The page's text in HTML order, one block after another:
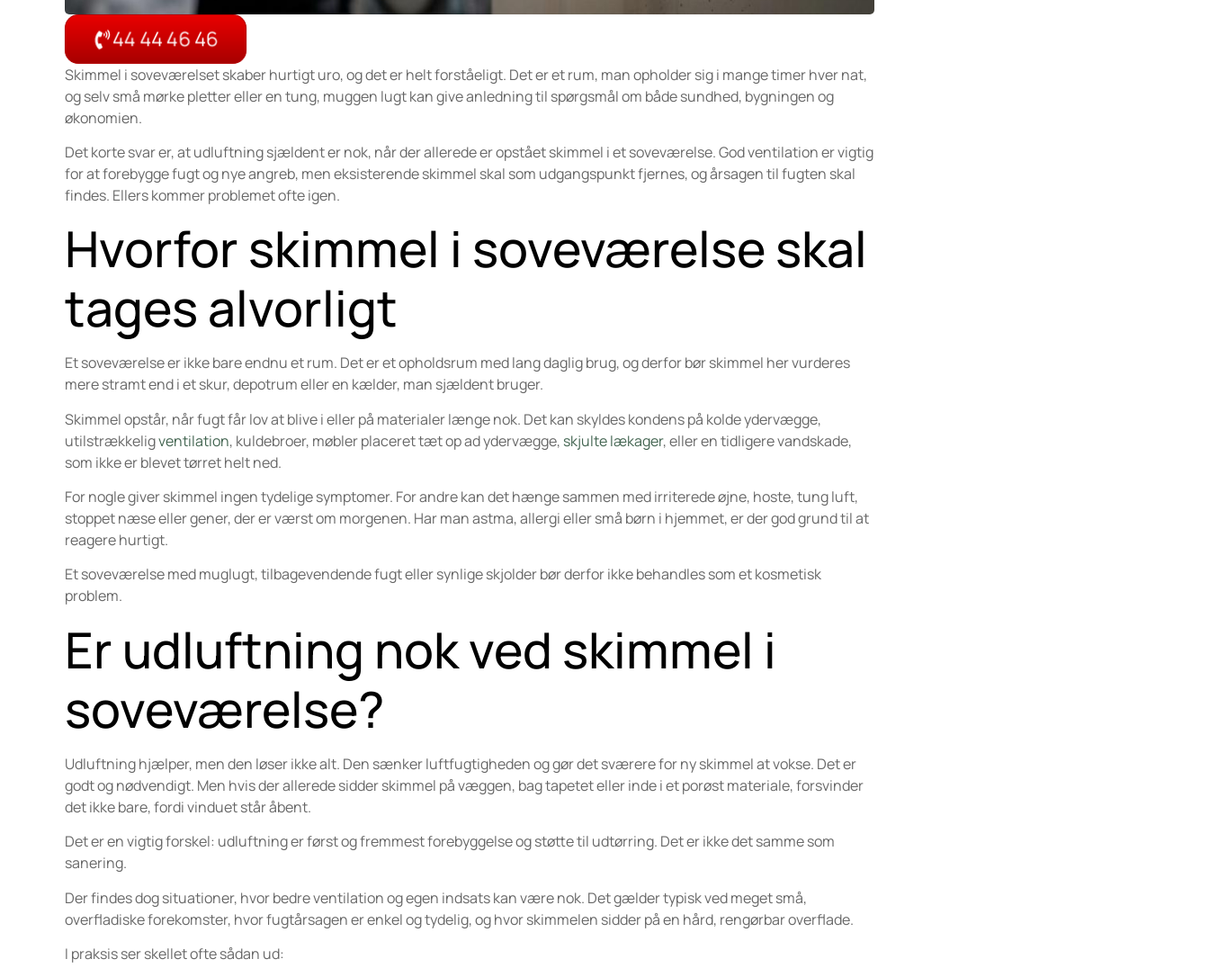
44 44 46 46
Skimmel i soveværelset skaber hurtigt uro, og det er helt forståeligt. Det er et rum, man opholder sig i mange timer hver nat,
og selv små mørke pletter eller en tung, muggen lugt kan give anledning til spørgsmål om både sundhed, bygningen og
økonomien.
Det korte svar er, at udluftning sjældent er nok, når der allerede er opstået skimmel i et soveværelse. God ventilation er vigtig
for at forebygge fugt og nye angreb, men eksisterende skimmel skal som udgangspunkt fjernes, og årsagen til fugten skal
findes. Ellers kommer problemet ofte igen.
Hvorfor skimmel i soveværelse skal
tages alvorligt
Et soveværelse er ikke bare endnu et rum. Det er et opholdsrum med lang daglig brug, og derfor bør skimmel her vurderes
mere stramt end i et skur, depotrum eller en kælder, man sjældent bruger.
Skimmel opstår, når fugt får lov at blive i eller på materialer længe nok. Det kan skyldes kondens på kolde ydervægge,
utilstrækkeligventilation, kuldebroer, møbler placeret tæt op ad ydervægge, skjulte lækager, eller en tidligere vandskade,
som ikke er blevet tørret helt ned.
For nogle giver skimmel ingen tydelige symptomer. For andre kan det hænge sammen med irriterede øjne, hoste, tung luft,
stoppet næse eller gener, der er værst om morgenen. Har man astma, allergi eller små børn i hjemmet, er der god grund til at
reagere hurtigt.
Et soveværelse med muglugt, tilbagevendende fugt eller synlige skjolder bør derfor ikke behandles som et kosmetisk
problem.
Er udluftning nok ved skimmel i
soveværelse?
Udluftning hjælper, men den løser ikke alt. Den sænker luftfugtigheden og gør det sværere for ny skimmel at vokse. Det er
godt og nødvendigt. Men hvis der allerede sidder skimmel på væggen, bag tapetet eller inde i et porøst materiale, forsvinder
det ikke bare, fordi vinduet står åbent.
Det er en vigtig forskel: udluftning er først og fremmest forebyggelse og støtte til udtørring. Det er ikke det samme som
sanering.
Der findes dog situationer, hvor bedre ventilation og egen indsats kan være nok. Det gælder typisk ved meget små,
overfladiske forekomster, hvor fugtårsagen er enkel og tydelig, og hvor skimmelen sidder på en hård, rengørbar overflade.
I praksis ser skellet ofte sådan ud: